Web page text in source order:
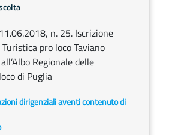
n. 25. Iscrizione
Turistica pro loco Taviano
Regionale delle
di Puglia
dirigenziali aventi contenuto di